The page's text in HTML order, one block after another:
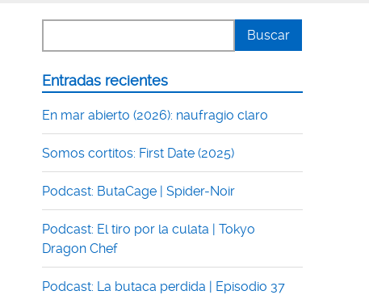
Entradas recientes
En mar abierto (2026): naufragio claro
Somos cortitos: First Date (2025)
Podcast: ButaCage | Spider-Noir
Podcast: El tiro por la culata | Tokyo
Dragon Chef
Podcast: La butaca perdida | Episodio 37